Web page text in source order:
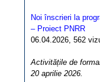
Noi înscrieri la
– Proiect PNRR
06.04.2026, 562
Activitățile de
20 aprilie 2026.